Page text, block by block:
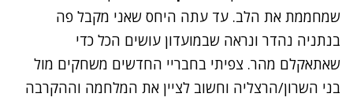
שמחממת את הלב. עד עתה היחס שאני מקבל פה
בנתניה נהדר ונראה שבמועדון עושים הכל כדי
שאתאקלם מהר. צפיתי בחבריי החדשים משחקים מול
בני השרון/הרצליה וחשוב לציין את המלחמה וההקרבה